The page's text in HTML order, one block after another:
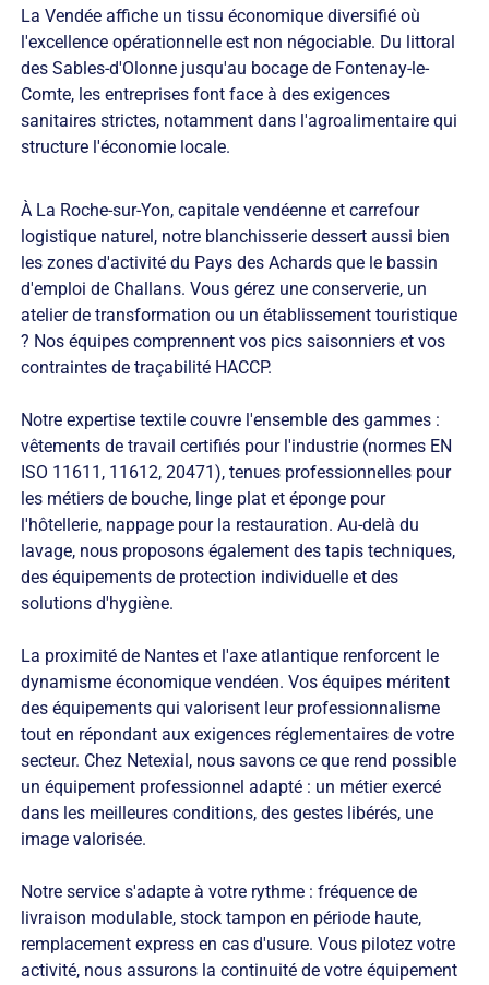
La Vendée affiche un tissu économique diversifié où
l'excellence opérationnelle est non négociable. Du littoral
des Sables-d'Olonne jusqu'au bocage de Fontenay-le-
Comte, les entreprises font face à des exigences
sanitaires strictes, notamment dans l'agroalimentaire qui
structure l'économie locale.
À La Roche-sur-Yon, capitale vendéenne et carrefour
logistique naturel, notre blanchisserie dessert aussi bien
les zones d'activité du Pays des Achards que le bassin
d'emploi de Challans. Vous gérez une conserverie, un
atelier de transformation ou un établissement touristique
? Nos équipes comprennent vos pics saisonniers et vos
contraintes de traçabilité HACCP.
Notre expertise textile couvre l'ensemble des gammes :
vêtements de travail certifiés pour l'industrie (normes EN
ISO 11611, 11612, 20471), tenues professionnelles pour
les métiers de bouche, linge plat et éponge pour
l'hôtellerie, nappage pour la restauration. Au-delà du
lavage, nous proposons également des tapis techniques,
des équipements de protection individuelle et des
solutions d'hygiène.
La proximité de Nantes et l'axe atlantique renforcent le
dynamisme économique vendéen. Vos équipes méritent
des équipements qui valorisent leur professionnalisme
tout en répondant aux exigences réglementaires de votre
secteur. Chez Netexial, nous savons ce que rend possible
un équipement professionnel adapté : un métier exercé
dans les meilleures conditions, des gestes libérés, une
image valorisée.
Notre service s'adapte à votre rythme : fréquence de
livraison modulable, stock tampon en période haute,
remplacement express en cas d'usure. Vous pilotez votre
activité, nous assurons la continuité de votre équipement